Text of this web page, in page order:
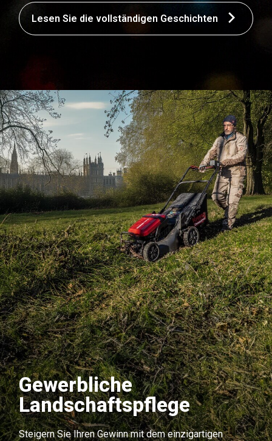
Lesen Sie die vollständigen Geschichten
Gewerbliche
Landschaftspflege
Steigern Sie Ihren Gewinn mit dem einzigartigen